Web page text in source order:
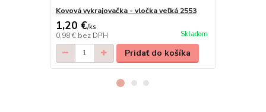
Kovová vykrajovačka - vločka veľká 2553
1,20 €/ks
0,98 € bez DPH Skladom
Pridať do košíka